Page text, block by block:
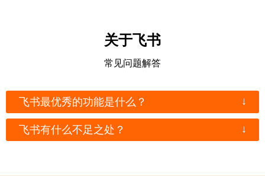
关于飞书
常见问题解答
飞书最优秀的功能是什么？ ↓
飞书有什么不足之处？ ↓